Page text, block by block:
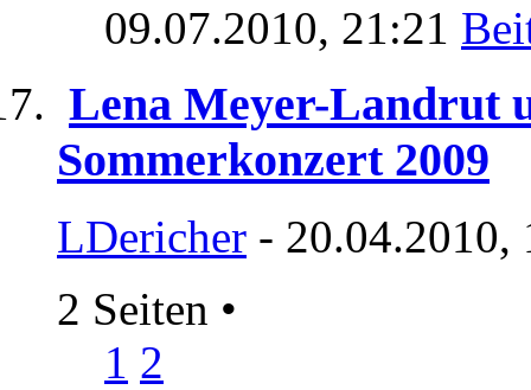
09.07.2010, 21:21
Lena Meyer-Landrut
Sommerkonzert 2009
LDericher - 20.04.2010,
2 Seiten •
1 2